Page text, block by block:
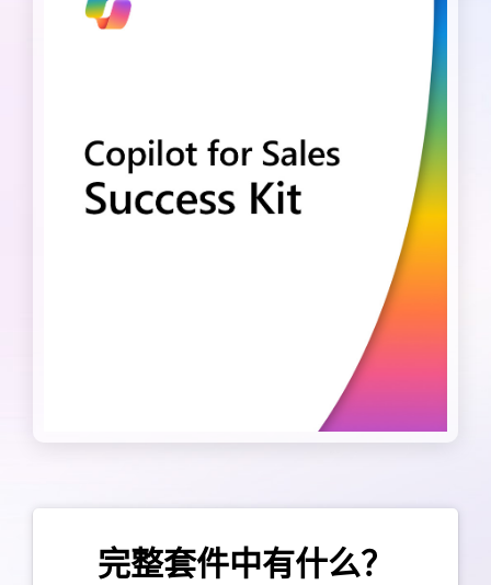
完整套件中有什么？